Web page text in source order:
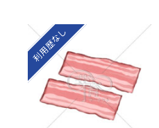
利用歴なし